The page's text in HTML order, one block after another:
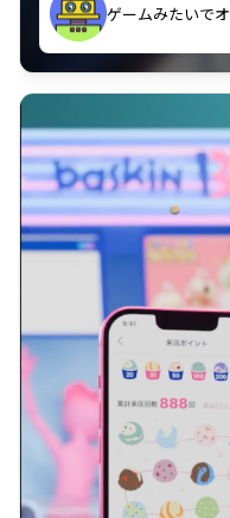
ゲームみたいで
久々のモーター